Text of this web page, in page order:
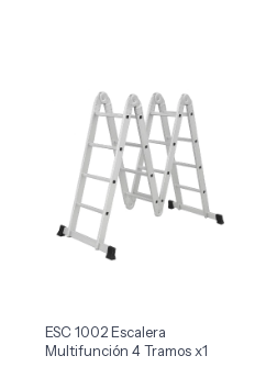
ESC 1002 Escalera
Multifunción 4 Tramos x1